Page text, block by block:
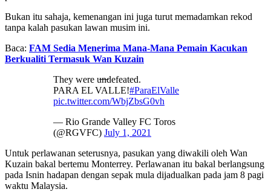
Bukan itu sahaja, kemenangan ini juga turut memadamkan rekod
tanpa kalah pasukan lawan musim ini.
Baca: FAM Sedia Menerima Mana-Mana Pemain Kacukan
Berkualiti Termasuk Wan Kuzain
They were u̶n̶defeated.
PARA EL VALLE!#ParaElValle
pic.twitter.com/WbjZbsG0vh
— Rio Grande Valley FC Toros
(@RGVFC) July 1, 2021
Untuk perlawanan seterusnya, pasukan yang diwakili oleh Wan
Kuzain bakal bertemu Monterrey. Perlawanan itu bakal berlangsung
pada Isnin hadapan dengan sepak mula dijadualkan pada jam 8 pagi
waktu Malaysia.